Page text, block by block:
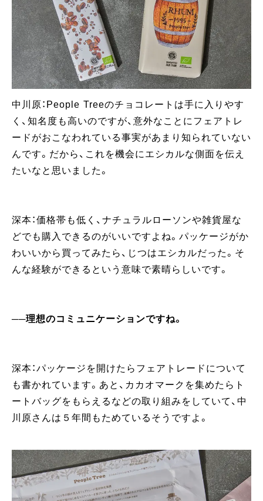
中川原：People Treeのチョコレートは手に入りやす
く、知名度も高いのですが、意外なことにフェアトレ
ードがおこなわれている事実があまり知られていない
んです。だから、これを機会にエシカルな側面を伝え
たいなと思いました。
深本：価格帯も低く、ナチュラルローソンや雑貨屋な
どでも購入できるのがいいですよね。パッケージがか
わいいから買ってみたら、じつはエシカルだった。そ
んな経験ができるという意味で素晴らしいです。
──理想のコミュニケーションですね。
深本：パッケージを開けたらフェアトレードについて
も書かれています。あと、カカオマークを集めたらト
ートバッグをもらえるなどの取り組みをしていて、中
川原さんは５年間もためているそうですよ。